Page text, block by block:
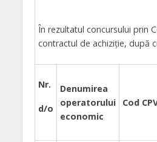
În rezultatul concursului prin
contractul de achiziţie, după
Nr.
d/o
Denumirea
operatorului
economic
Cod